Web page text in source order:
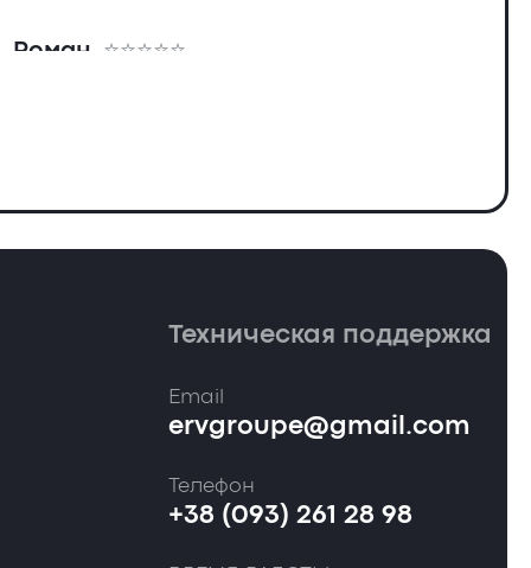
Роман
Техническая поддержка
Email
ervgroupe@gmail.com
Телефон
+38 (093) 261 28 98